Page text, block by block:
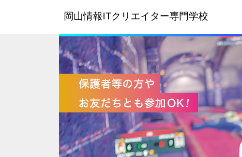
岡山情報ITクリエイター専門学校